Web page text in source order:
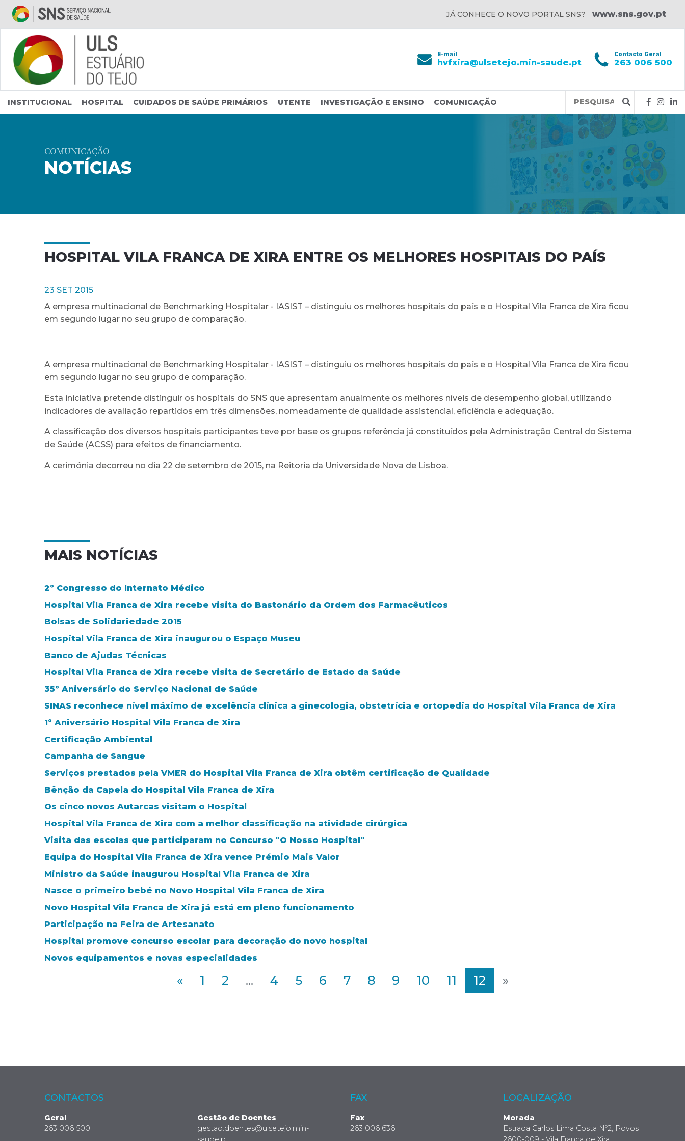
Saltar para conteúdo principal
JÁ CONHECE O NOVO PORTAL SNS? www.sns.gov.pt
E-mail
hvfxira@ulsetejo.min-saude.pt
Contacto Geral
263 006 500
INSTITUCIONAL HOSPITAL CUIDADOS DE SAÚDE PRIMÁRIOS UTENTE INVESTIGAÇÃO E ENSINO COMUNICAÇÃO
Query
COMUNICAÇÃO
NOTÍCIAS
HOSPITAL VILA FRANCA DE XIRA ENTRE OS MELHORES HOSPITAIS DO PAÍS
23 SET 2015
A empresa multinacional de Benchmarking Hospitalar - IASIST – distinguiu os melhores hospitais do país e o Hospital Vila Franca de Xira ficou
em segundo lugar no seu grupo de comparação.
A empresa multinacional de Benchmarking Hospitalar - IASIST – distinguiu os melhores hospitais do país e o Hospital Vila Franca de Xira ficou
em segundo lugar no seu grupo de comparação.
Esta iniciativa pretende distinguir os hospitais do SNS que apresentam anualmente os melhores níveis de desempenho global, utilizando
indicadores de avaliação repartidos em três dimensões, nomeadamente de qualidade assistencial, eficiência e adequação.
A classificação dos diversos hospitais participantes teve por base os grupos referência já constituídos pela Administração Central do Sistema
de Saúde (ACSS) para efeitos de financiamento.
A cerimónia decorreu no dia 22 de setembro de 2015, na Reitoria da Universidade Nova de Lisboa.
MAIS NOTÍCIAS
2º Congresso do Internato Médico
Hospital Vila Franca de Xira recebe visita do Bastonário da Ordem dos Farmacêuticos
Bolsas de Solidariedade 2015
Hospital Vila Franca de Xira inaugurou o Espaço Museu
Banco de Ajudas Técnicas
Hospital Vila Franca de Xira recebe visita de Secretário de Estado da Saúde
35º Aniversário do Serviço Nacional de Saúde
SINAS reconhece nível máximo de excelência clínica a ginecologia, obstetrícia e ortopedia do Hospital Vila Franca de Xira
1º Aniversário Hospital Vila Franca de Xira
Certificação Ambiental
Campanha de Sangue
Serviços prestados pela VMER do Hospital Vila Franca de Xira obtêm certificação de Qualidade
Bênção da Capela do Hospital Vila Franca de Xira
Os cinco novos Autarcas visitam o Hospital
Hospital Vila Franca de Xira com a melhor classificação na atividade cirúrgica
Visita das escolas que participaram no Concurso "O Nosso Hospital"
Equipa do Hospital Vila Franca de Xira vence Prémio Mais Valor
Ministro da Saúde inaugurou Hospital Vila Franca de Xira
Nasce o primeiro bebé no Novo Hospital Vila Franca de Xira
Novo Hospital Vila Franca de Xira já está em pleno funcionamento
Participação na Feira de Artesanato
Hospital promove concurso escolar para decoração do novo hospital
Novos equipamentos e novas especialidades
« 1 2 ... 4 5 6 7 8 9 10 11 12 »
CONTACTOS
Geral
263 006 500
Gestão de Doentes
gestao.doentes@ulsetejo.min-
FAX
Fax
263 006 636
LOCALIZAÇÃO
Morada
Estrada Carlos Lima Costa Nº2, Povos